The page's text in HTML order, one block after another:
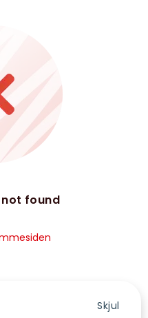
Skjul
found